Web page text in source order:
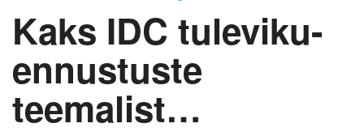
Kaks IDC tuleviku-
ennustuste
teemalist…